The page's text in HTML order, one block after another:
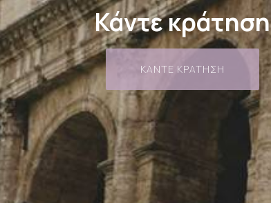
Κάντε κράτηση
ΚΆΝΤΕ ΚΡΆΤΗΣΗ